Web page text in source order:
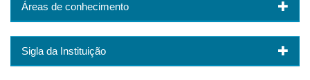
Áreas de conhecimento
Sigla da Instituição